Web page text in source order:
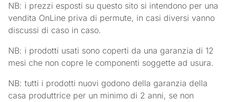
NB: i prezzi esposti su questo sito si intendono per una
vendita OnLine priva di permute, in casi diversi vanno
discussi di caso in caso.
NB: i prodotti usati sono coperti da una garanzia di 12
mesi che non copre le componenti soggette ad usura.
NB: tutti i prodotti nuovi godono della garanzia della
casa produttrice per un minimo di 2 anni, se non